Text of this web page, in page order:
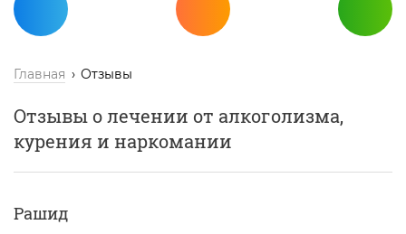
Главная Отзывы
Отзывы о лечении от алкоголизма,
курения и наркомании
Рашид